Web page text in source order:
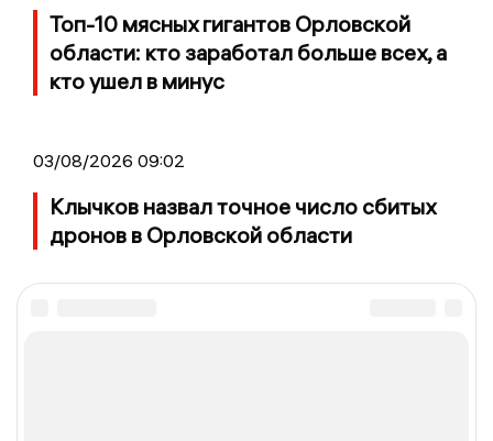
Топ-10 мясных гигантов Орловской
области: кто заработал больше всех, а
кто ушел в минус
03/08/2026 09:02
Клычков назвал точное число сбитых
дронов в Орловской области